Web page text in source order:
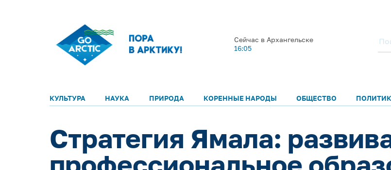
Сейчас в Архангельске
16:05
КУЛЬТУРА НАУКА ПРИРОДА КОРЕННЫЕ НАРОДЫ ОБЩЕСТВО
Стратегия Ямала: